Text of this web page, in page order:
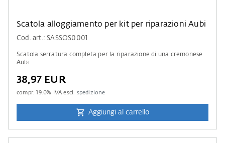
Scatola alloggiamento per kit per riparazioni Aubi
Cod. art.: SASSOS0001
Scatola serratura completa per la riparazione di una cremonese
Aubi
38,97 EUR
compr.19.0% IVA escl. spedizione
Aggiungi al carrello